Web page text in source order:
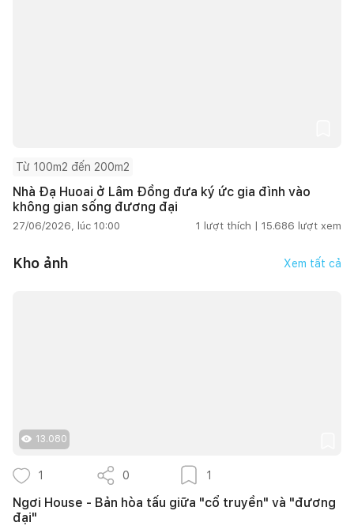
Từ 100m2 đến 200m2
Nhà Đạ Huoai ở Lâm Đồng đưa ký ức gia đình vào
không gian sống đương đại
27/06/2026, lúc 10:00 1 lượt thích | 15.686 lượt xem
Kho ảnh Xem tất cả
13.080
1 0 1
Ngơi House - Bản hòa tấu giữa "cổ truyền" và "đương
đại"